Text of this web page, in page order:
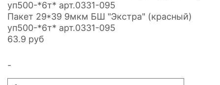
Пакет 29*39 9мкм БШ "Экстра" (красный)
уп500-*6т* арт.0331-095
63.9 руб
-